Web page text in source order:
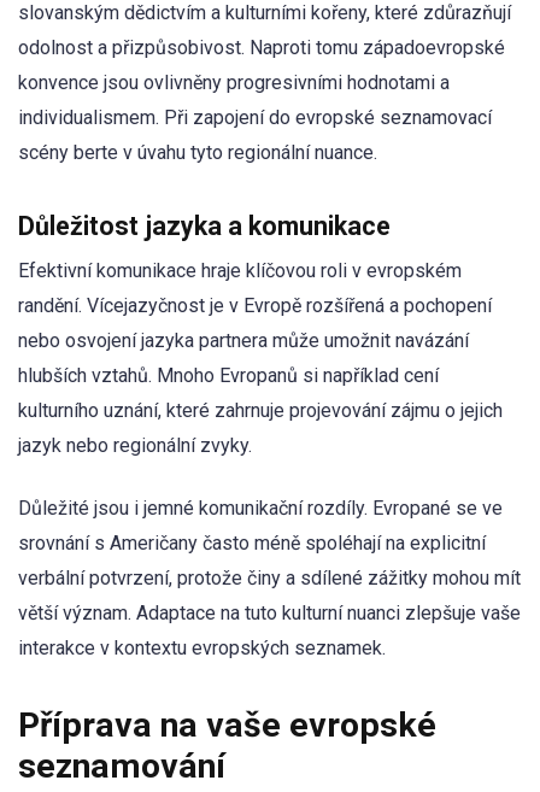
slovanským dědictvím a kulturními kořeny, které zdůrazňují
odolnost a přizpůsobivost. Naproti tomu západoevropské
konvence jsou ovlivněny progresivními hodnotami a
individualismem. Při zapojení do evropské seznamovací
scény berte v úvahu tyto regionální nuance.
Důležitost jazyka a komunikace
Efektivní komunikace hraje klíčovou roli v evropském
randění. Vícejazyčnost je v Evropě rozšířená a pochopení
nebo osvojení jazyka partnera může umožnit navázání
hlubších vztahů. Mnoho Evropanů si například cení
kulturního uznání, které zahrnuje projevování zájmu o jejich
jazyk nebo regionální zvyky.
Důležité jsou i jemné komunikační rozdíly. Evropané se ve
srovnání s Američany často méně spoléhají na explicitní
verbální potvrzení, protože činy a sdílené zážitky mohou mít
větší význam. Adaptace na tuto kulturní nuanci zlepšuje vaše
interakce v kontextu evropských seznamek.
Příprava na vaše evropské
seznamování